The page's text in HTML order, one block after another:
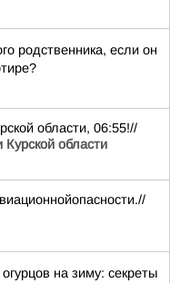
родственника, если он
области, 06:55!//
Курской области
на зиму: секреты